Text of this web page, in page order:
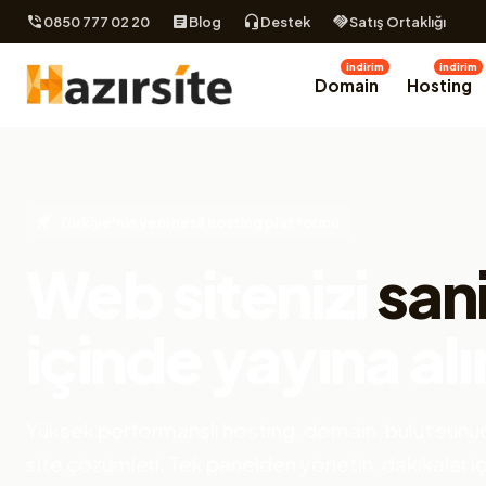
0850 777 02 20 Blog Destek Satış Ortaklığı
Domain
indirim
Hosting
indirim
içinde yayına